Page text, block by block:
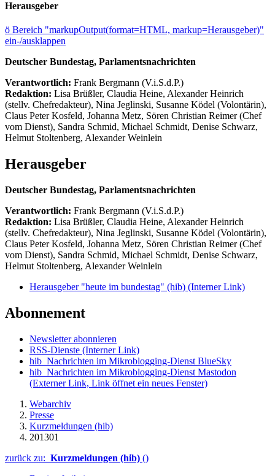
Herausgeber
ö Bereich "markupOutput(format=HTML, markup=Herausgeber)"
ein-/ausklappen
Deutscher Bundestag, Parlamentsnachrichten
Verantwortlich: Frank Bergmann (V.i.S.d.P.)
Redaktion: Lisa Brüßler, Claudia Heine, Alexander Heinrich
(stellv. Chefredakteur), Nina Jeglinski, Susanne Ködel (Volontärin),
Claus Peter Kosfeld, Johanna Metz, Sören Christian Reimer (Chef
vom Dienst), Sandra Schmid, Michael Schmidt, Denise Schwarz,
Helmut Stoltenberg, Alexander Weinlein
Herausgeber
Deutscher Bundestag, Parlamentsnachrichten
Verantwortlich: Frank Bergmann (V.i.S.d.P.)
Redaktion: Lisa Brüßler, Claudia Heine, Alexander Heinrich
(stellv. Chefredakteur), Nina Jeglinski, Susanne Ködel (Volontärin),
Claus Peter Kosfeld, Johanna Metz, Sören Christian Reimer (Chef
vom Dienst), Sandra Schmid, Michael Schmidt, Denise Schwarz,
Helmut Stoltenberg, Alexander Weinlein
Herausgeber "heute im bundestag" (hib) (Interner Link)
Abonnement
Newsletter abonnieren
RSS-Dienste (Interner Link)
hib_Nachrichten im Mikroblogging-Dienst BlueSky
hib_Nachrichten im Mikroblogging-Dienst Mastodon
(Externer Link, Link öffnet ein neues Fenster)
Webarchiv
Presse
Kurzmeldungen (hib)
201301
zurück zu: Kurzmeldungen (hib) ()